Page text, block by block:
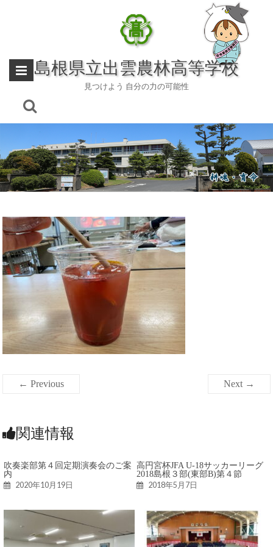
島根県立出雲農林高等学校
見つけよう 自分の力の可能性
← Previous Next →
関連情報
吹奏楽部第４回定期演奏会のご案
内
2020年10月19日
高円宮杯JFA U-18サッカーリーグ
2018島根３部(東部B)第４節
2018年5月7日